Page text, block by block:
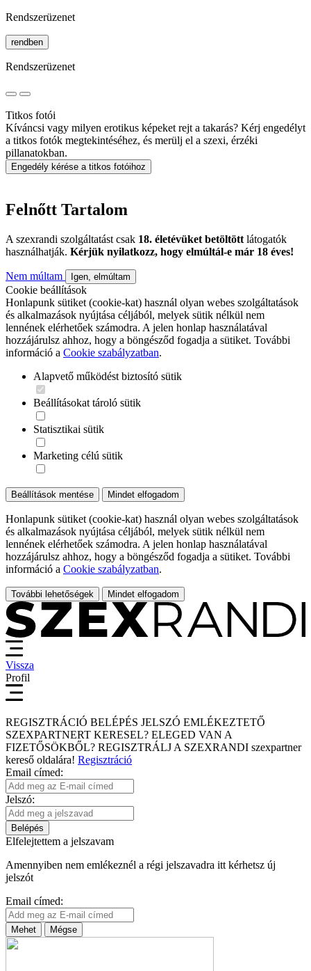
Rendszerüzenet
rendben
Rendszerüzenet
Titkos fotói
Kíváncsi vagy milyen erotikus képeket rejt a takarás? Kérj engedélyt
a titkos fotók megtekintéséhez, és merülj el a szexi, érzéki
pillanatokban.
Engedély kérése a titkos fotóihoz
Felnőtt Tartalom
A szexrandi szolgáltatást csak 18. életévüket betöltött látogatók
használhatják. Kérjük nyilatkozz, hogy elmúltál-e már 18 éves!
Nem múltam Igen, elmúltam
Cookie beállítások
Honlapunk sütiket (cookie-kat) használ olyan webes szolgáltatások
és alkalmazások nyújtása céljából, melyek sütik nélkül nem
lennének elérhetőek számodra. A jelen honlap használatával
hozzájárulsz ahhoz, hogy a böngésződ fogadja a sütiket. További
információ a Cookie szabályzatban.
Alapvető működést biztosító sütik
Beállításokat tároló sütik
Statisztikai sütik
Marketing célú sütik
Beállítások mentése Mindet elfogadom
Honlapunk sütiket (cookie-kat) használ olyan webes szolgáltatások
és alkalmazások nyújtása céljából, melyek sütik nélkül nem
lennének elérhetőek számodra. A jelen honlap használatával
hozzájárulsz ahhoz, hogy a böngésződ fogadja a sütiket. További
információ a Cookie szabályzatban.
További lehetőségek Mindet elfogadom
Vissza
Profil
REGISZTRÁCIÓ BELÉPÉS JELSZÓ EMLÉKEZTETŐ
SZEXPARTNERT KERESEL? ELEGED VAN A
FIZETŐSÖKBŐL? REGISZTRÁLJ A SZEXRANDI szexpartner
kereső oldalára! Regisztráció
Email címed:
Jelszó:
Belépés
Elfelejtettem a jelszavam
Amennyiben nem emlékeznél a régi jelszavadra itt kérhetsz új
jelszót
Email címed:
Mehet Mégse